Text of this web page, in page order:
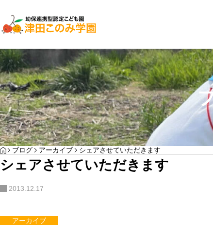
子育て支援
わんぱく通信7月号
園児募集
２０２７年入園検
YOGA
サンプルテキスト。サンプルテキスト。
HOME
ブログ アーカイブ シェアさせていただきます
シェアさせていただきます
2013.12.17
アーカイブ